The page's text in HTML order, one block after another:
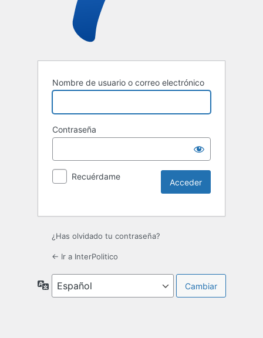
Nombre de usuario o correo electrónico
Contraseña
Recuérdame
¿Has olvidado tu contraseña?
← Ir a InterPolitico
Idioma